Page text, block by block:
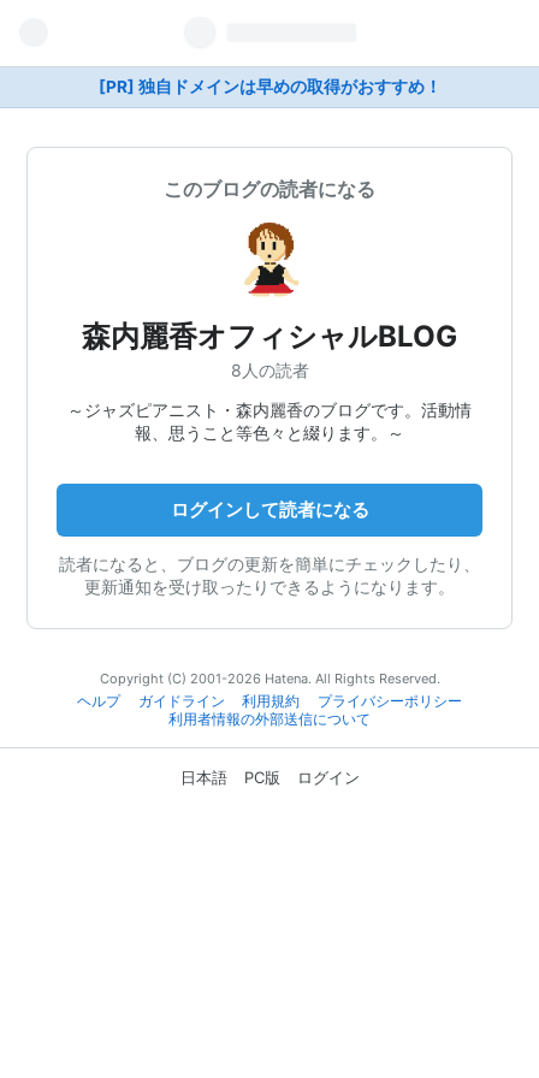
[PR] 独自ドメインは早めの取得がおすすめ！
このブログの読者になる
森内麗香オフィシャルBLOG
8人の読者
～ジャズピアニスト・森内麗香のブログです。活動情
報、思うこと等色々と綴ります。～
ログインして読者になる
読者になると、ブログの更新を簡単にチェックしたり、
更新通知を受け取ったりできるようになります。
Copyright (C) 2001-2026 Hatena. All Rights Reserved.
ヘルプ
ガイドライン 利用規約
プライバシーポリシー
利用者情報の外部送信について
日本語 PC版 ログイン